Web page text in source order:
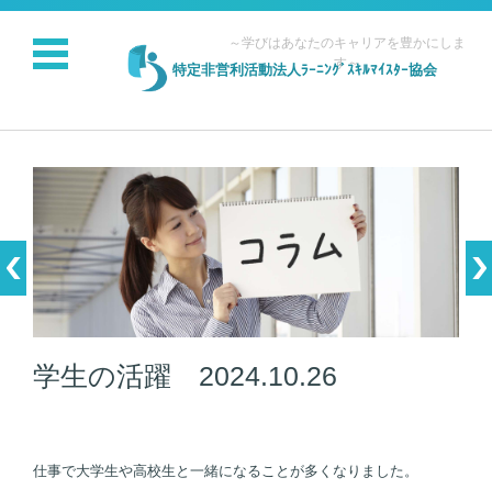
特定非営利活動法人ﾗｰﾆﾝｸﾞｽｷﾙﾏｲｽﾀｰ協会
～学びはあなたのキャリアを豊かにしま
す～
コンテンツに移動
学生の活躍 2024.10.26
仕事で大学生や高校生と一緒になることが多くなりました。